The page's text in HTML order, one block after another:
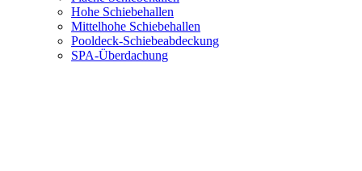
Hohe Schiebehallen
Mittelhohe Schiebehallen
Pooldeck-Schiebeabdeckung
SPA-Überdachung